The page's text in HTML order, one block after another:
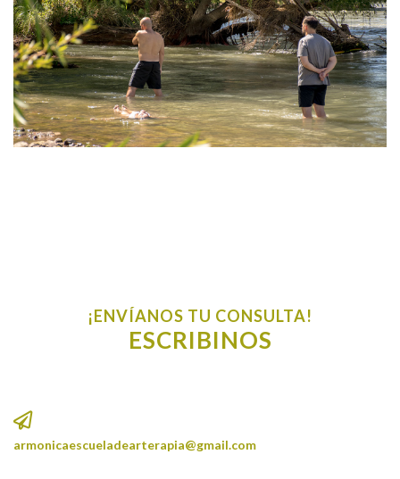
¡ENVÍANOS TU CONSULTA!
ESCRIBINOS
armonicaescueladearterapia@gmail.com